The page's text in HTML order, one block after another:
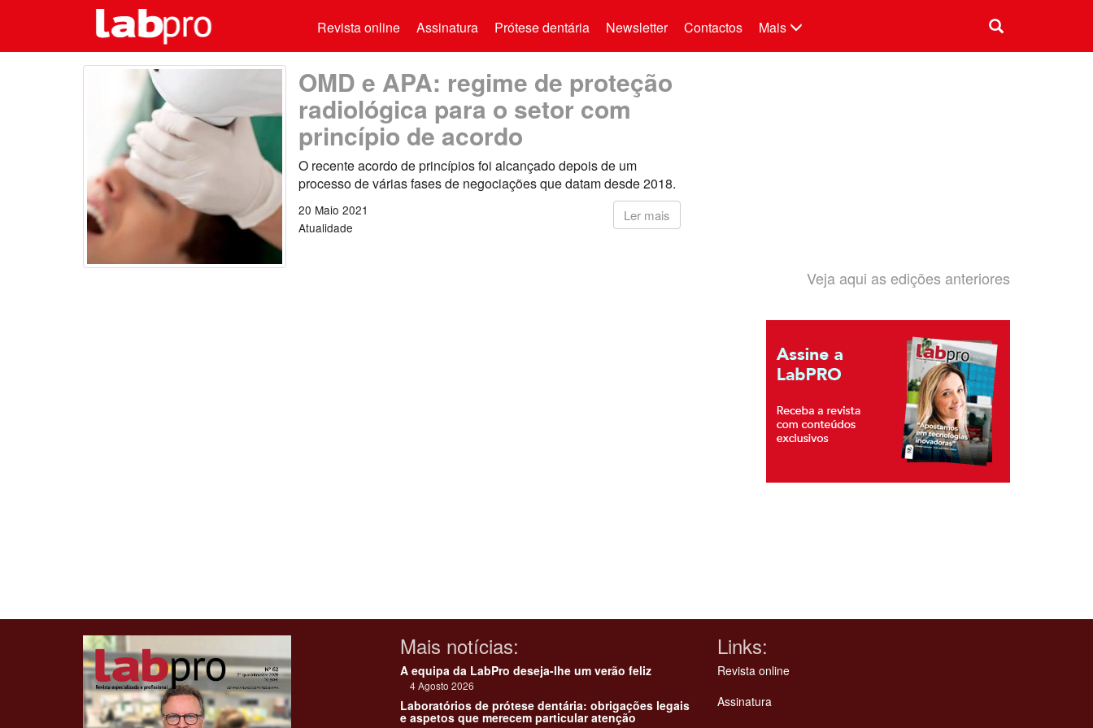
Mais
Revista online Assinatura Prótese dentária Newsletter Contactos
OMD e APA: regime de proteção
radiológica para o setor com
princípio de acordo
O recente acordo de princípios foi alcançado depois de um
processo de várias fases de negociações que datam desde 2018.
Ler mais
20 Maio 2021
Atualidade
Veja aqui as edições anteriores
Mais notícias:
A equipa da LabPro deseja-lhe um verão feliz
4 Agosto 2026
Laboratórios de prótese dentária: obrigações legais
e aspetos que merecem particular atenção
Links:
Revista online
Assinatura